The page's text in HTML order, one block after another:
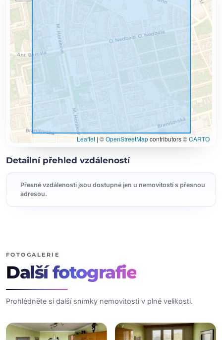
Leaflet | ©OpenStreetMapcontributors ©CARTO
Detailní přehled vzdáleností
Přesné vzdálenosti jsou dostupné jen u nemovitostí s přesnou
adresou.
FOTOGALERIE
Dalšífotografie
Prohlédněte si další snímky nemovitosti v plné velikosti.